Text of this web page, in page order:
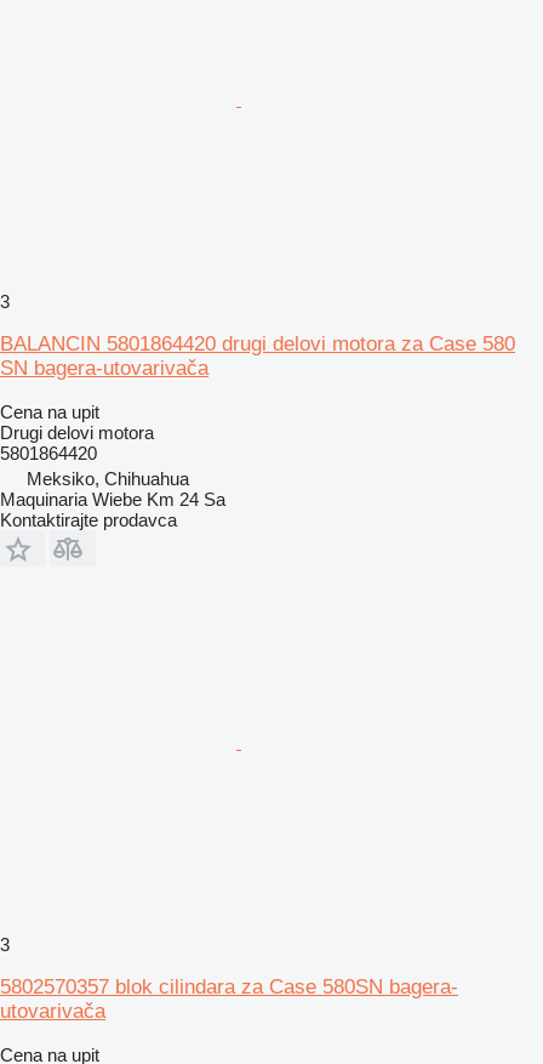
3
BALANCIN 5801864420 drugi delovi motora za Case 580
SN bagera-utovarivača
Cena na upit
Drugi delovi motora
5801864420
Meksiko, Chihuahua
Maquinaria Wiebe Km 24 Sa
Kontaktirajte prodavca
3
5802570357 blok cilindara za Case 580SN bagera-
utovarivača
Cena na upit